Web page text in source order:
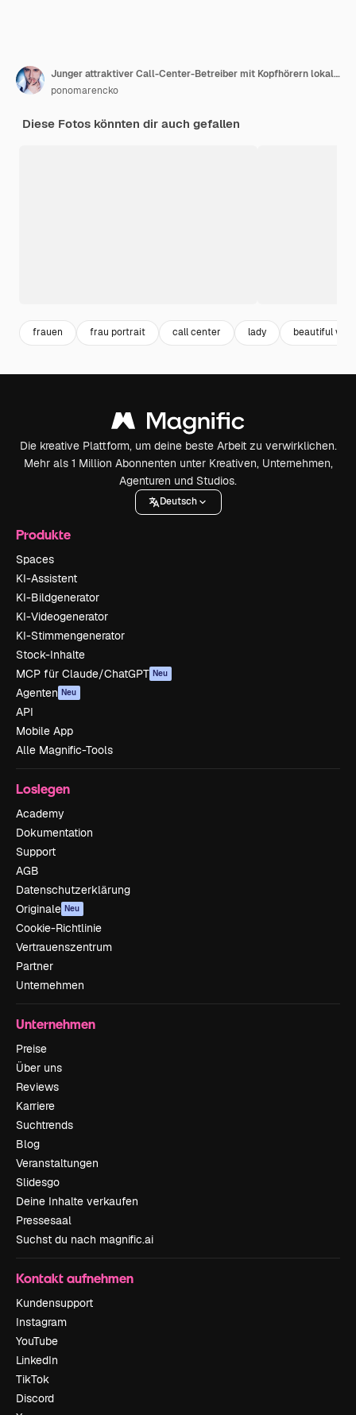
Junger attraktiver Call-Center-Betreiber mit Kopfhörern lokalisiert auf weißer Wand im Studio
ponomarencko
Diese Fotos könnten dir auch gefallen
frauen frau portrait call center lady beautiful
Die kreative Plattform, um deine beste Arbeit zu verwirklichen.
Mehr als 1 Million Abonnenten unter Kreativen, Unternehmen,
Agenturen und Studios.
Deutsch
Produkte
Spaces
KI-Assistent
KI-Bildgenerator
KI-Videogenerator
KI-Stimmengenerator
Stock-Inhalte
MCP für Claude/ChatGPT Neu
Agenten Neu
API
Mobile App
Alle Magnific-Tools
Loslegen
Academy
Dokumentation
Support
AGB
Datenschutzerklärung
Originale Neu
Cookie-Richtlinie
Vertrauenszentrum
Partner
Unternehmen
Unternehmen
Preise
Über uns
Reviews
Karriere
Suchtrends
Blog
Veranstaltungen
Slidesgo
Deine Inhalte verkaufen
Pressesaal
Suchst du nach magnific.ai
Kontakt aufnehmen
Kundensupport
Instagram
YouTube
LinkedIn
TikTok
Discord